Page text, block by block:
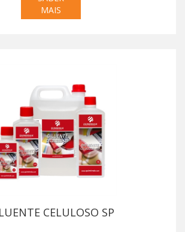
MAIS
CELULOSO SP